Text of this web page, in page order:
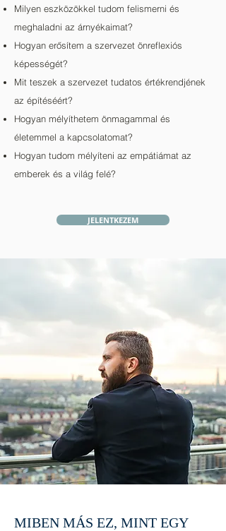
Milyen eszközökkel tudom felismerni és
meghaladni az árnyékaimat?
Hogyan erősítem a szervezet önreflexiós
képességét?
Mit teszek a szervezet tudatos értékrendjének
az építéséért?
Hogyan mélyíthetem önmagammal és
életemmel a kapcsolatomat?
Hogyan tudom mélyíteni az empátiámat az
emberek és a világ felé?
JELENTKEZEM
MIBEN MÁS EZ, MINT EGY